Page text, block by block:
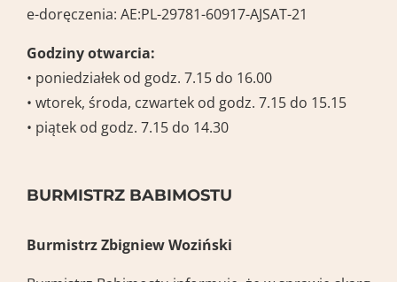
e-doręczenia: AE:PL-29781-60917-AJSAT-21
Godziny otwarcia:
• poniedziałek od godz. 7.15 do 16.00
• wtorek, środa, czwartek od godz. 7.15 do 15.15
• piątek od godz. 7.15 do 14.30
BURMISTRZ BABIMOSTU
Burmistrz Zbigniew Woziński